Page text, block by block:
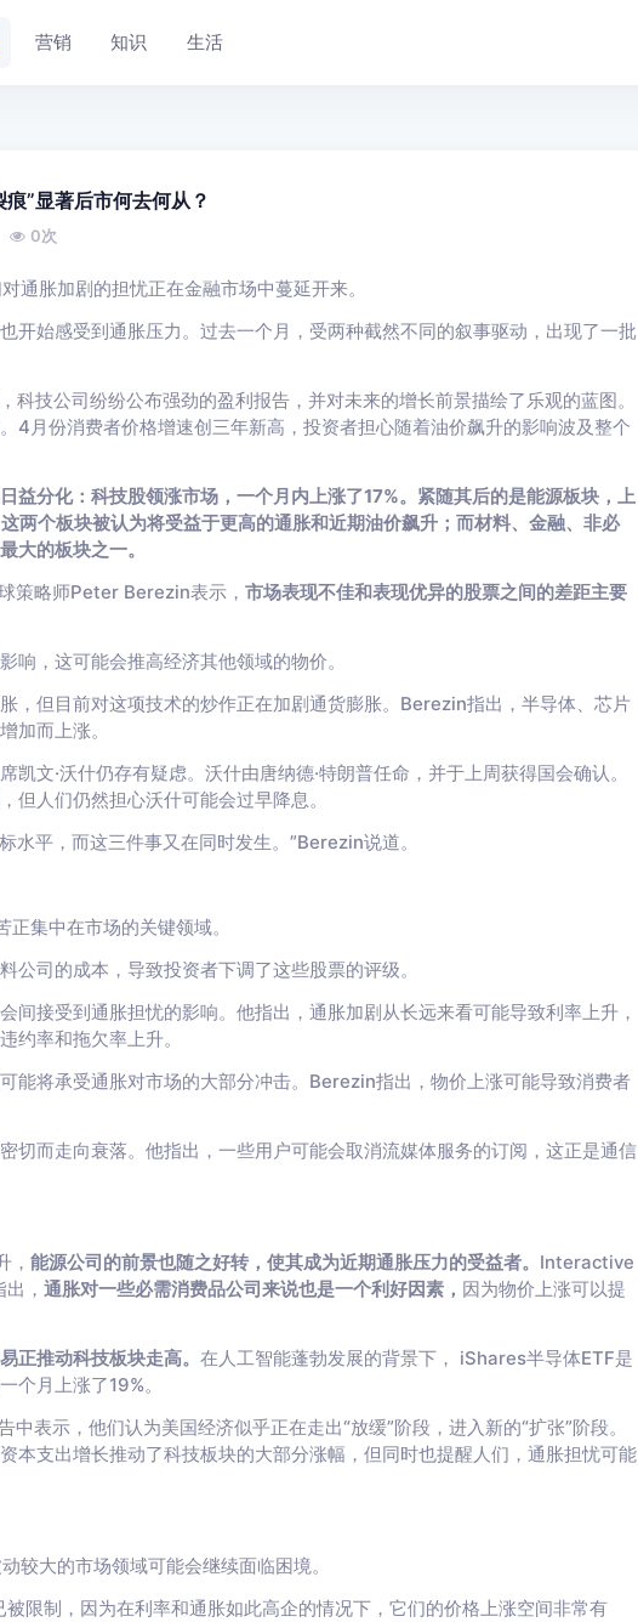
营销 知识 生活
”显著后市何去何从？
0次
通胀加剧的担忧正在金融市场中蔓延开来。
开始感受到通胀压力。过去一个月，受两种截然不同的叙事驱动，出现了一批
科技公司纷纷公布强劲的盈利报告，并对未来的增长前景描绘了乐观的蓝图。
4月份消费者价格增速创三年新高，投资者担心随着油价飙升的影响波及整个
益分化：科技股领涨市场，一个月内上涨了17%。紧随其后的是能源板块，上
两个板块被认为将受益于更高的通胀和近期油价飙升；而材料、金融、非必
大的板块之一。
策略师Peter Berezin表示， 市场表现不佳和表现优异的股票之间的差距主要
响，这可能会推高经济其他领域的物价。
，但目前对这项技术的炒作正在加剧通货膨胀。Berezin指出，半导体、芯片
加而上涨。
文·沃什仍存有疑虑。沃什由唐纳德·特朗普任命，并于上周获得国会确认。
但人们仍然担心沃什可能会过早降息。
水平，而这三件事又在同时发生。”Berezin说道。
集中在市场的关键领域。
公司的成本，导致投资者下调了这些股票的评级。
间接受到通胀担忧的影响。他指出，通胀加剧从长远来看可能导致利率上升，
约率和拖欠率上升。
能将承受通胀对市场的大部分冲击。Berezin指出，物价上涨可能导致消费者
切而走向衰落。他指出，一些用户可能会取消流媒体服务的订阅，这正是通信
， 能源公司的前景也随之好转，使其成为近期通胀压力的受益者。 Interactive
， 通胀对一些必需消费品公司来说也是一个利好因素， 因为物价上涨可以提
正推动科技板块走高。 在人工智能蓬勃发展的背景下， iShares半导体ETF是
个月上涨了19%。
表示，他们认为美国经济似乎正在走出“放缓”阶段，进入新的“扩张”阶段。
本支出增长推动了科技板块的大部分涨幅，但同时也提醒人们，通胀担忧可能
较大的市场领域可能会继续面临困境。
限制，因为在利率和通胀如此高企的情况下，它们的价格上涨空间非常有